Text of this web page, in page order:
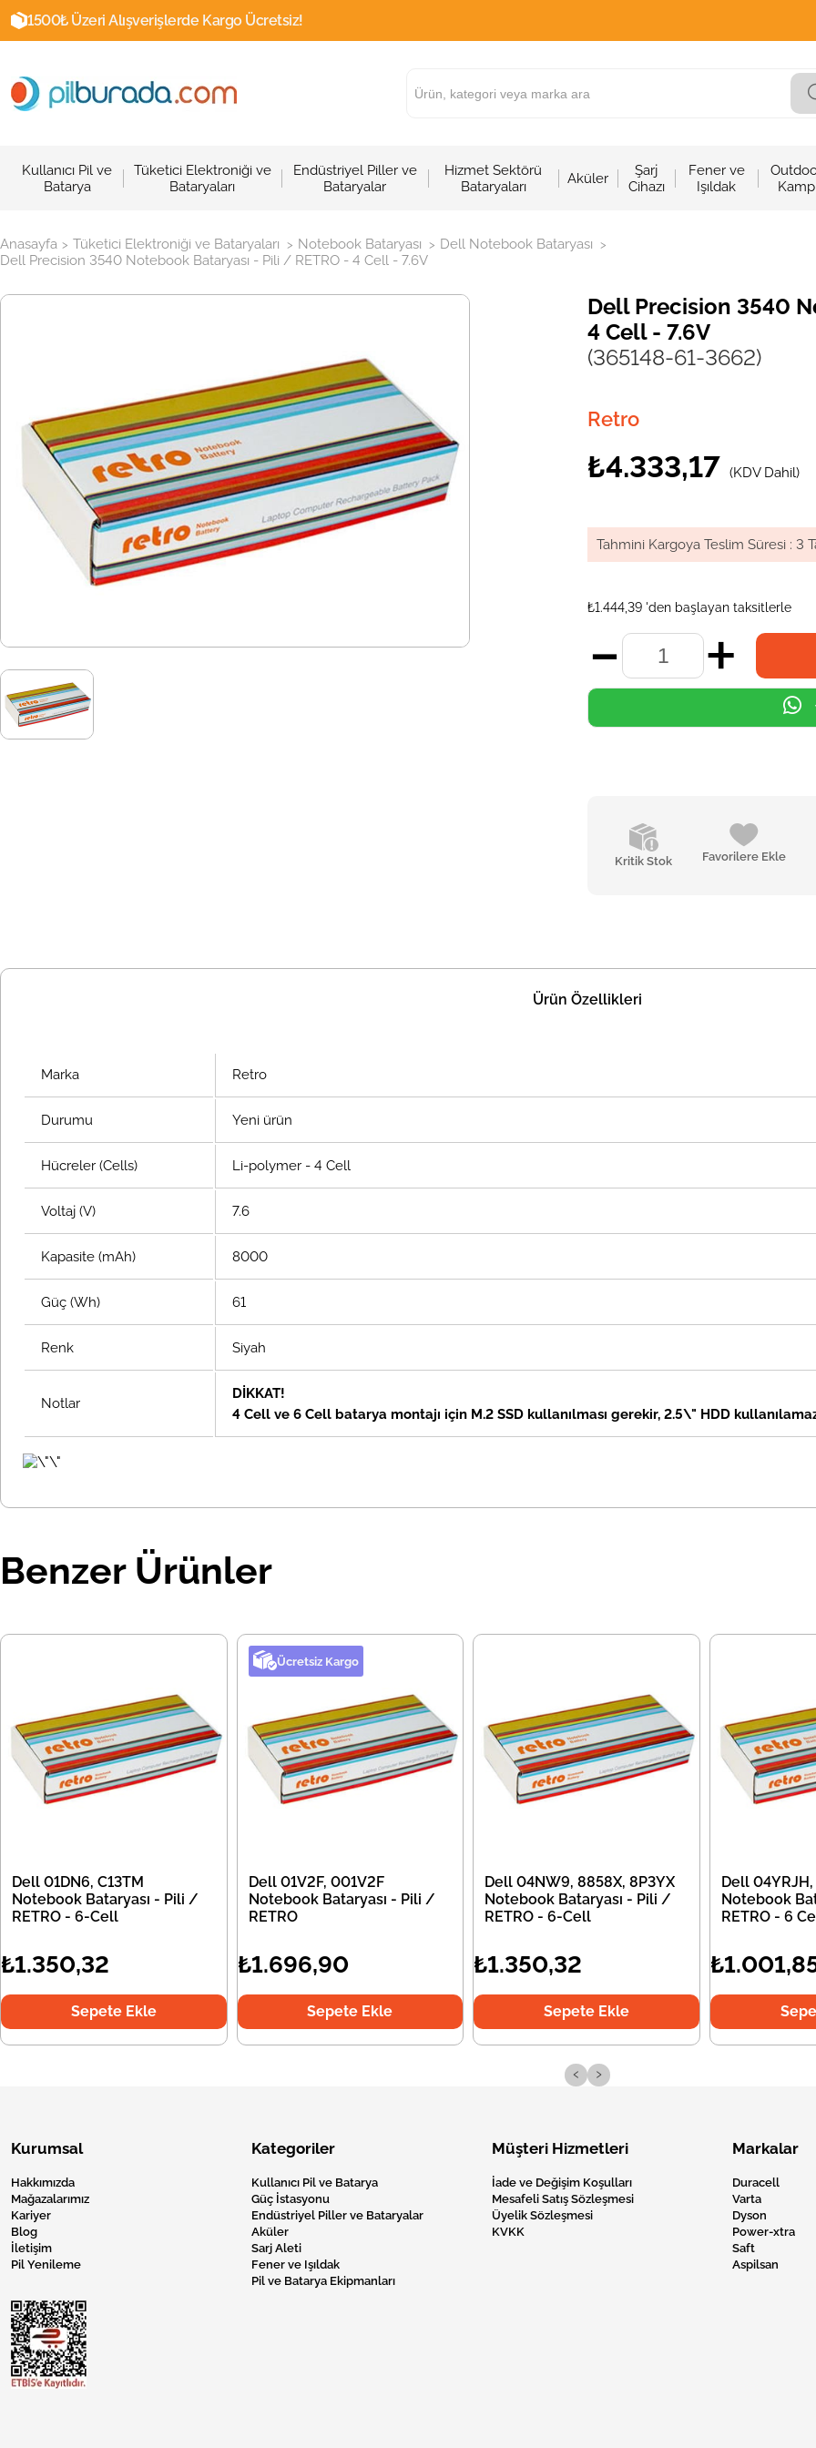
1500₺ Üzeri Alışverişlerde Kargo Ücretsiz!
Kullanıcı Pil ve
Batarya
Tüketici Elektroniği ve
Bataryaları
Endüstriyel Piller ve
Bataryalar
Hizmet Sektörü
Bataryaları
Aküler
Şarj
Cihazı
Fener ve
Işıldak
Kamp
Anasayfa > Tüketici Elektroniği ve Bataryaları > Notebook Bataryası > Dell Notebook Bataryası >
Dell Precision 3540 Notebook Bataryası - Pili / RETRO - 4 Cell - 7.6V
Dell Precision 3540
4 Cell - 7.6V
(365148-61-3662)
Retro
₺4.333,17 (KDV Dahil)
Tahmini Kargoya Teslim Süresi : 3
₺1.444,39 'den başlayan taksitlerle
Kritik Stok Favorilere Ekle
Ürün Özellikleri
Marka Retro
Durumu Yeni ürün
Hücreler (Cells) Li-polymer - 4 Cell
Voltaj (V) 7.6
Kapasite (mAh) 8000
Güç (Wh) 61
Renk Siyah
Notlar
DİKKAT!
4 Cell ve 6 Cell batarya montajı için M.2 SSD kullanılması gerekir, 2.5\" HDD
Benzer Ürünler
Dell 01DN6, C13TM
Notebook Bataryası - Pili /
RETRO - 6-Cell
₺1.350,32
Sepete Ekle
Ücretsiz Kargo
Dell 01V2F, 001V2F
Notebook Bataryası - Pili /
RETRO
₺1.696,90
Sepete Ekle
Dell 04NW9, 8858X, 8P3YX
Notebook Bataryası - Pili /
RETRO - 6-Cell
₺1.350,32
Sepete Ekle
Dell 04YRJH,
Notebook
RETRO - 6
‹ ›
Kurumsal
Hakkımızda
Mağazalarımız
Kariyer
Blog
İletişim
Pil Yenileme
Kategoriler
Kullanıcı Pil ve Batarya
Güç İstasyonu
Endüstriyel Piller ve Bataryalar
Aküler
Sarj Aleti
Fener ve Işıldak
Pil ve Batarya Ekipmanları
Müşteri Hizmetleri
İade ve Değişim Koşulları
Mesafeli Satış Sözleşmesi
Üyelik Sözleşmesi
KVKK
Markalar
Duracell
Varta
Dyson
Power-xtra
Saft
Aspilsan